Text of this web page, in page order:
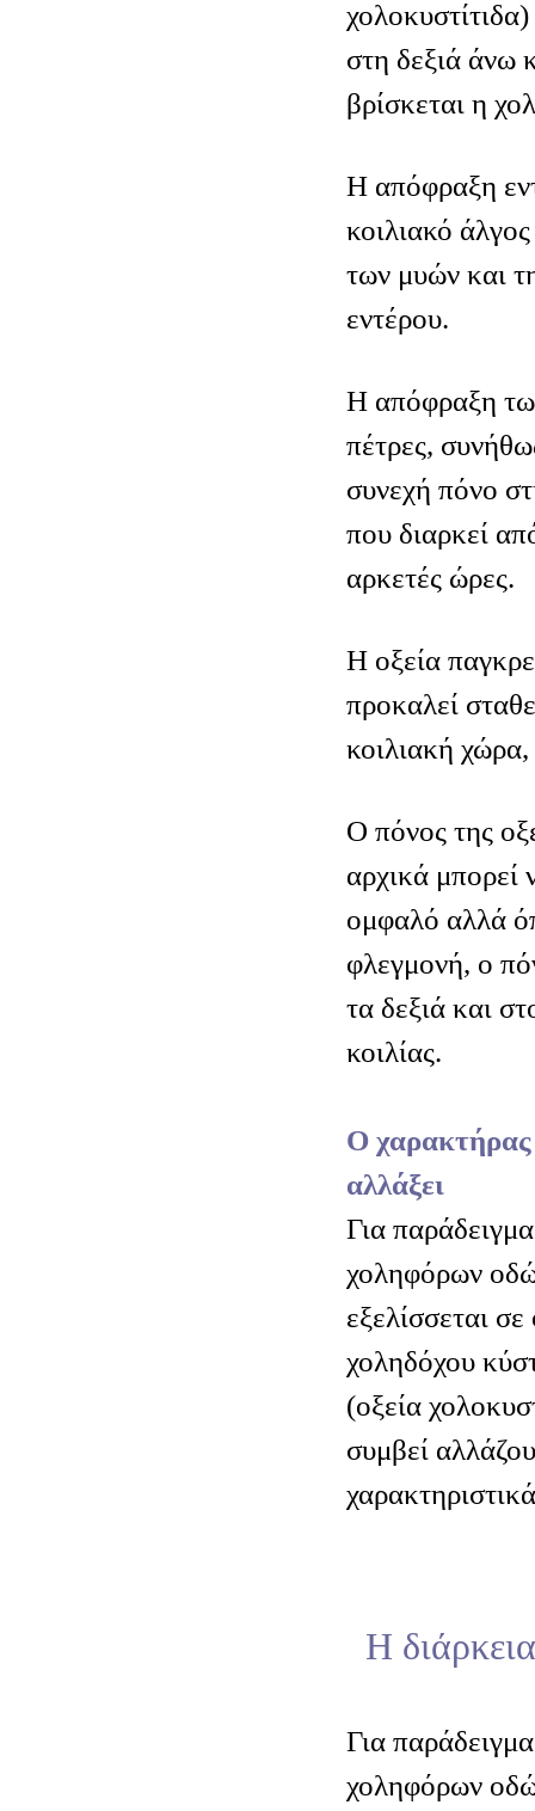
στη δεξιά άνω
βρίσκεται η
Η απόφραξη
κοιλιακό
των μυών και
εντέρου.
Η απόφραξη
πέτρες,
συνεχή πόνο
που διαρκεί
αρκετές ώρες.
Η οξεία
προκαλεί
κοιλιακή
Ο πόνος της
αρχικά μπορεί
ομφαλό αλλά
φλεγμονή, ο
τα δεξιά και
κοιλίας.
Ο χαρακτήρας
αλλάξει
Για
χοληφόρων
εξελίσσεται
χοληδόχου
(οξεία
συμβεί
Η
Για
χοληφόρων